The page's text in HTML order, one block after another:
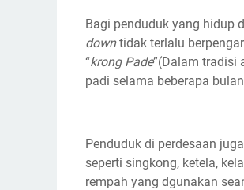
Bagi penduduk yang hidup
downtidak terlalu
“krong Pade”(Dalam tradisi
padi selama beberapa
Penduduk di perdesaan
seperti singkong, ketela,
rempah yang dgunakan